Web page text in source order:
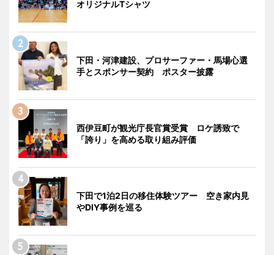
オリジナルTシャツ
下田・河津建設、プロサーファー・馬場心選
手とスポンサー契約 ポスター披露
西伊豆町が観光庁長官賞受賞 ロケ誘致で
「誇り」を高める取り組み評価
下田で1泊2日の移住体験ツアー 空き家内見
やDIY事例を巡る